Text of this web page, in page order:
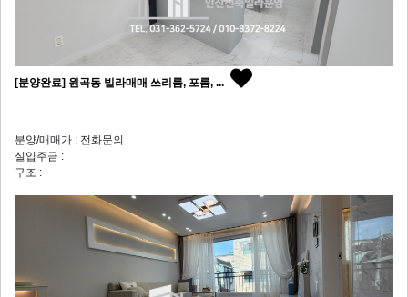
[분양완료] 원곡동 빌라매매 쓰리룸, 포룸, ...
분양/매매가 : 전화문의
실입주금 :
구조 :